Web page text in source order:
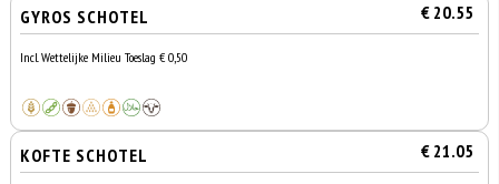
GYROS SCHOTEL € 20.55
Incl. Wettelijke Milieu Toeslag € 0,50
KOFTE SCHOTEL € 21.05